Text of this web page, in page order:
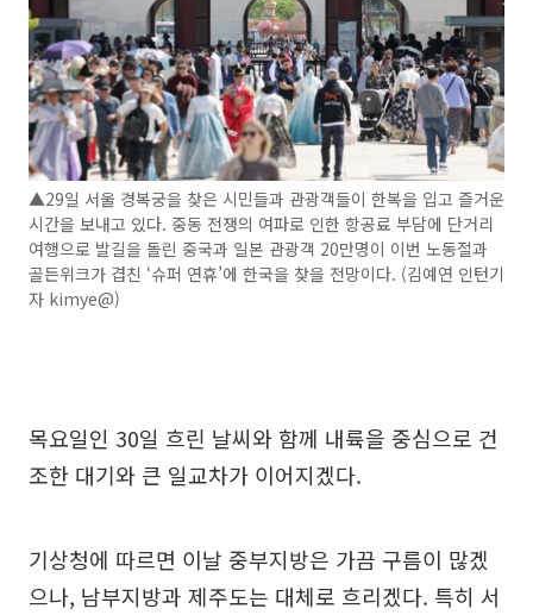
▲29일 서울 경복궁을 찾은 시민들과 관광객들이 한복을 입고 즐거운
시간을 보내고 있다. 중동 전쟁의 여파로 인한 항공료 부담에 단거리
여행으로 발길을 돌린 중국과 일본 관광객 20만명이 이번 노동절과
골든위크가 겹친 ‘슈퍼 연휴’에 한국을 찾을 전망이다. (김예연 인턴기
자 kimye@)
목요일인 30일 흐린 날씨와 함께 내륙을 중심으로 건
조한 대기와 큰 일교차가 이어지겠다.
기상청에 따르면 이날 중부지방은 가끔 구름이 많겠
으나, 남부지방과 제주도는 대체로 흐리겠다. 특히 서